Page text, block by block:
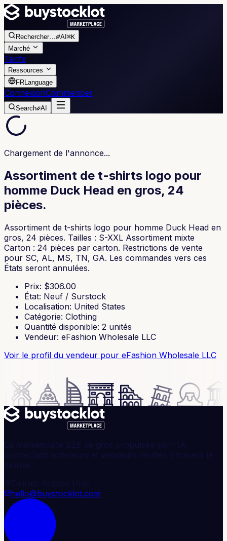
Rechercher… AI ⌘K
Marché
Tarifs
Ressources
FRLanguage
ConnexionCommencer
Search AI
Chargement de l'annonce...
Assortiment de t-shirts logo pour
homme Duck Head en gros, 24
pièces.
Assortiment de t-shirts logo pour homme Duck Head en
gros, 24 pièces. Tailles : S-XXL Assortiment mixte
Carton : 24 pièces par carton. Restrictions de vente
pour SC, AL, MS, TN, GA. Les commandes vers ces
États seront annulées.
Prix: $306.00
État: Neuf / Surstock
Localisation: United States
Catégorie: Clothing
Quantité disponible: 2 unités
Vendeur: eFashion Wholesale LLC
Voir le profil du vendeur pour eFashion Wholesale LLC
La marketplace B2B de gros propulsée par l'IA,
connectant acheteurs et vendeurs vérifiés à travers le
monde.
Émirats Arabes Unis
hello@buystocklot.com